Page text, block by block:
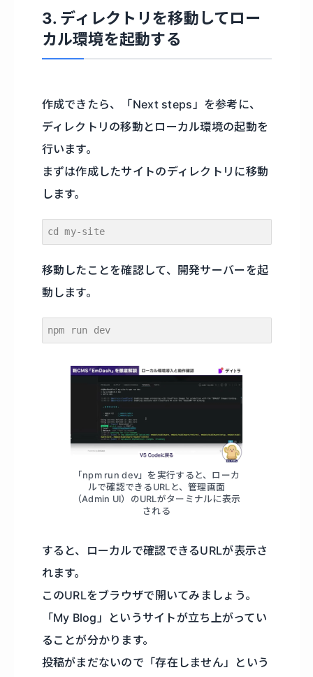
3. ディレクトリを移動してロー
カル環境を起動する
作成できたら、「Next steps」を参考に、
ディレクトリの移動とローカル環境の起動を
行います。
まずは作成したサイトのディレクトリに移動
します。
cd my-site
移動したことを確認して、開発サーバーを起
動します。
npm run dev
「npm run dev」を実行すると、ローカ
ルで確認できるURLと、管理画面
（Admin UI）のURLがターミナルに表示
される
すると、ローカルで確認できるURLが表示さ
れます。
このURLをブラウザで開いてみましょう。
「My Blog」というサイトが立ち上がってい
ることが分かります。
投稿がまだないので「存在しません」という